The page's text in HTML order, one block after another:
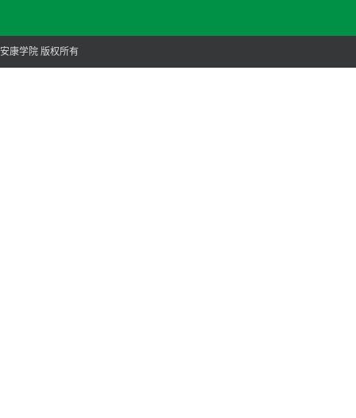
安康学院 版权所有